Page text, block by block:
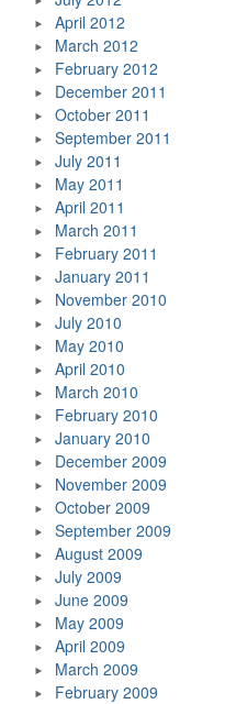
April 2012
March 2012
February 2012
December 2011
October 2011
September 2011
July 2011
May 2011
April 2011
March 2011
February 2011
January 2011
November 2010
July 2010
May 2010
April 2010
March 2010
February 2010
January 2010
December 2009
November 2009
October 2009
September 2009
August 2009
July 2009
June 2009
May 2009
April 2009
March 2009
February 2009